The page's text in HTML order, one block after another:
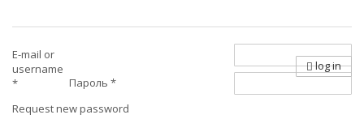
E-mail or
username
*
Пароль *
Request new password
log in